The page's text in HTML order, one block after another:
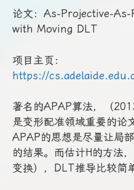
论文：As-Projective-
with Moving DLT
项目主页：
https://
著名的APAP算法，（
是变形配准领域重要的论
APAP的思想是尽量让局
的结果。而估计H的方法
变换），DLT推导比较简